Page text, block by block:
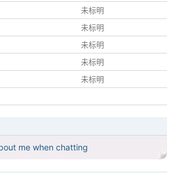
未标明
未标明
未标明
未标明
未标明
me when chatting